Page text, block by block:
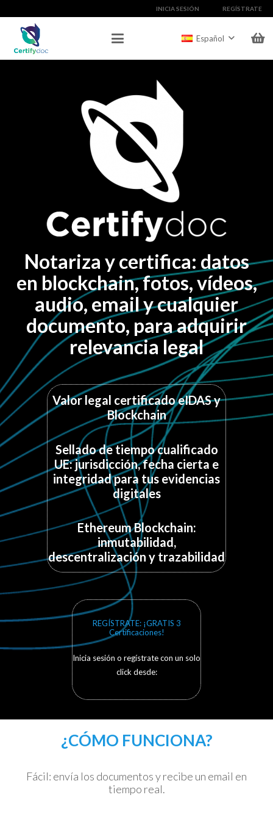
INICIA SESIÓN REGÍSTRATE
Español
Notariza y certifica: datos
en blockchain, fotos, vídeos,
audio, email y cualquier
documento, para adquirir
relevancia legal
Valor legal certificado eIDAS y
Blockchain
Sellado de tiempo cualificado
UE: jurisdicción, fecha cierta e
integridad para tus evidencias
digitales
Ethereum Blockchain:
inmutabilidad,
descentralización y trazabilidad
REGÍSTRATE: ¡GRATIS 3
Certificaciones!
Inicia sesión o regístrate con un solo
click desde:
¿CÓMO FUNCIONA?
Fácil: envía los documentos y recibe un email en
tiempo real.